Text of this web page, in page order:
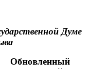
Думе
Обновленный